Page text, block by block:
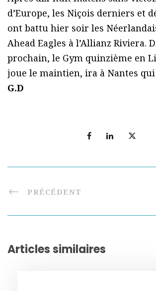
d’Europe, les Niçois derniers et
ont battu hier soir les
Ahead Eagles à l’Allianz Riviera.
prochain, le Gym quinzième en
joue le maintien, ira à Nantes qui
G.D
PRÉCÉDENT
Articles similaires